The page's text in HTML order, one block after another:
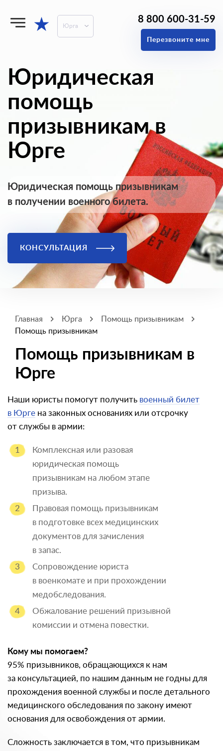
★ Юрга
8 800 600-31-59
Перезвоните мне
Юридическая
помощь
призывникам в
Юрге
Юридическая помощь призывникам
в получении военного билета.
КОНСУЛЬТАЦИЯ
Главная Юрга
Помощь призывникам
Помощь призывникам
Помощь призывникам в
Юрге
Наши юристы помогут получить военный билет
в Юрге на законных основаниях или отсрочку
от службы в армии:
Комплексная или разовая
юридическая помощь
призывникам на любом этапе
призыва.
Правовая помощь призывникам
в подготовке всех медицинских
документов для зачисления
в запас.
Сопровождение юриста
в военкомате и при прохождении
медобследования.
Обжалование решений призывной
комиссии и отмена повестки.
Кому мы помогаем?
95% призывников, обращающихся к нам
за консультацией, по нашим данным не годны для
прохождения военной службы и после детального
медицинского обследования по закону имеют
основания для освобождения от армии.
Сложность заключается в том, что призывникам